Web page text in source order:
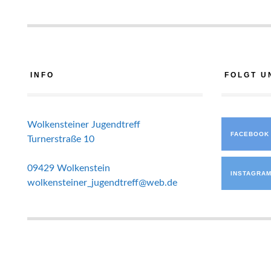
INFO
Wolkensteiner Jugendtreff
Turnerstraße 10
09429 Wolkenstein
wolkensteiner_jugendtreff@web.de
FOLGT
FACEBOOK
INSTAGRAM